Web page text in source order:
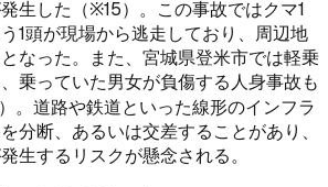
生した（※15）。この事故ではクマ1
1頭が現場から逃走しており、周辺地
なった。また、宮城県登米市では軽乗
乗っていた男女が負傷する人身事故も
。道路や鉄道といった線形のインフラ
分断、あるいは交差することがあり、
生するリスクが懸念される。